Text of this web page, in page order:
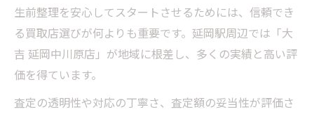
生前整理を安心してスタートさせるためには、信頼でき
る買取店選びが何よりも重要です。延岡駅周辺では「大
吉 延岡中川原店」が地域に根差し、多くの実績と高い評
価を得ています。
査定の透明性や対応の丁寧さ、査定額の妥当性が評価さ